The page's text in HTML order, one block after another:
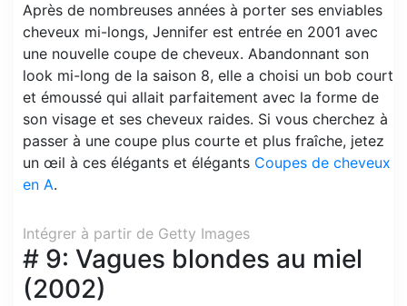
Après de nombreuses années à porter ses enviables
cheveux mi-longs, Jennifer est entrée en 2001 avec
une nouvelle coupe de cheveux. Abandonnant son
look mi-long de la saison 8, elle a choisi un bob court
et émoussé qui allait parfaitement avec la forme de
son visage et ses cheveux raides. Si vous cherchez à
passer à une coupe plus courte et plus fraîche, jetez
un œil à ces élégants et élégants Coupes de cheveux
en A.
Intégrer à partir de Getty Images
# 9: Vagues blondes au miel
(2002)